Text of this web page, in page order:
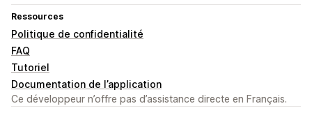
Ressources
Politique de confidentialité
FAQ
Tutoriel
Documentation de l’application
Ce développeur n’offre pas d’assistance directe en Français.